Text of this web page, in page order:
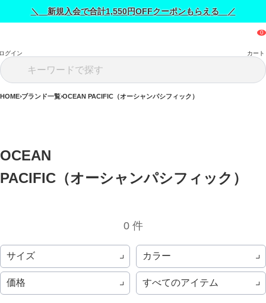
＼ 新規入会で合計1,550円OFFクーポンもらえる ／
グイン カート
HOME ブランド一覧 OCEAN PACIFIC（オーシャンパシフィック）
OCEAN
PACIFIC（オーシャンパシフィック）
0 件
サイズ カラー
価格 すべてのアイテム